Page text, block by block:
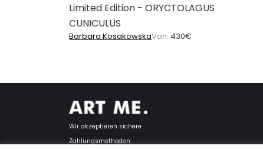
Limited Edition - ORYCTOLAGUS
CUNICULUS
Barbara KosakowskaVon: 430€
Wir akzeptieren sichere
Zahlungsmethoden